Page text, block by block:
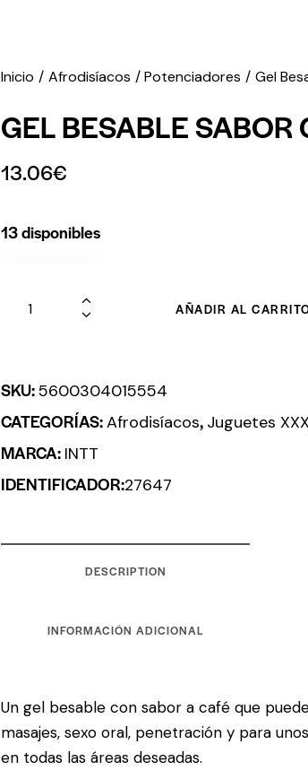
Inicio Afrodisíacos Potenciadores Gel
GEL BESABLE
13.06€
13 disponibles
AÑADIR AL
SKU:5600304015554
CATEGORÍAS:Afrodisíacos, Juguetes
MARCA: INTT
IDENTIFICADOR:27647
DESCRIPTION
INFORMACIÓN ADICIONAL
Un gel besable con sabor a café que
masajes, sexo oral, penetración y para
en todas las áreas deseadas.